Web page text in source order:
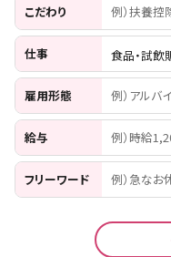
こだわり 例）扶養控
仕事 食品・試飲
雇用形態 例）アルバ
給与 例）時給
フリーワード 例）急なお